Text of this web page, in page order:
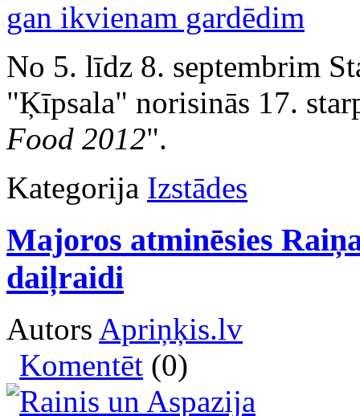
No 5. līdz 8. septembrim
"Ķīpsala" norisinās 17.
Food 2012".
Kategorija Izstādes
Majoros atminēsies
daiļraidi
Autors Apriņķis.lv
Komentēt (0)